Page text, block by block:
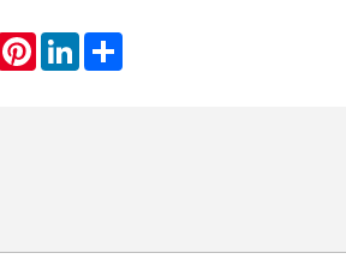
WhatsAppPinterestLinkedIn